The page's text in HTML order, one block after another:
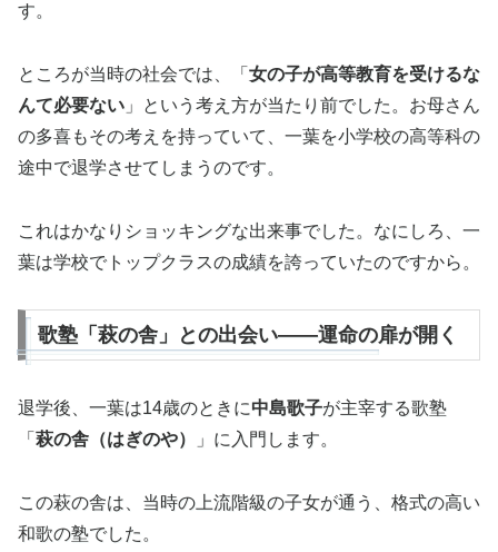
す。
ところが当時の社会では、「 女の子が高等教育を受けるな
んて必要ない 」という考え方が当たり前でした。お母さん
の多喜もその考えを持っていて、一葉を小学校の高等科の
途中で退学させてしまうのです。
これはかなりショッキングな出来事でした。なにしろ、一
葉は学校でトップクラスの成績を誇っていたのですから。
歌塾「萩の舎」との出会い——運命の扉が開く
退学後、一葉は14歳のときに中島歌子が主宰する歌塾
「 萩の舎（はぎのや） 」に入門します。
この萩の舎は、当時の上流階級の子女が通う、格式の高い
和歌の塾でした。